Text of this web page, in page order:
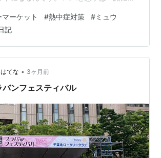
。 私は、革小物や雑貨、ハンドメイド作
んびり見て回ります。 それぞれ見るもの
つの間にか別で回るのが当たり前になり
フリーマーケット」と言われるだけあっ
い！人が多い！お店も多い！ しかもこの
気温は…
マーケット #熱中症対策 #ミュウ
記
てな • 3ヶ月前
バンフェスティバル